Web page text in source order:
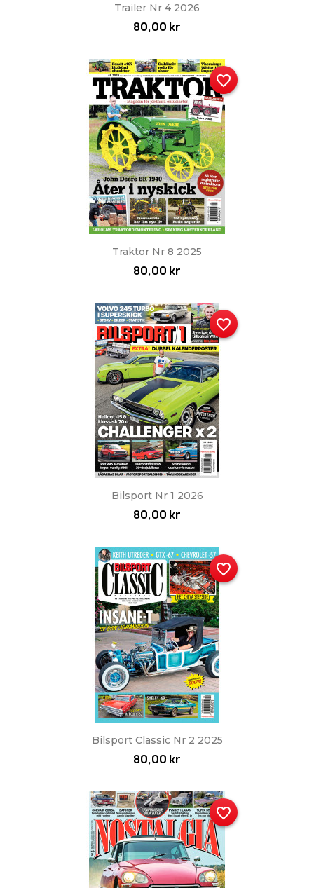
Trailer Nr 4 2026
80,00 kr
Traktor Nr 8 2025
80,00 kr
favorite_border
Bilsport Nr 1 2026
80,00 kr
favorite_border
Bilsport Classic Nr 2 2025
80,00 kr
favorite_border
favorite_border